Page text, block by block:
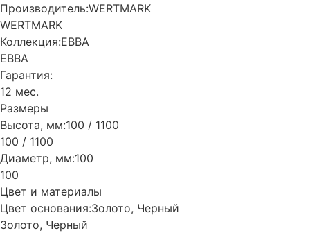
Производитель:WERTMARK
WERTMARK
Коллекция:EBBA
EBBA
Гарантия:
12 мес.
Размеры
Высота, мм:100 / 1100
100 / 1100
Диаметр, мм:100
100
Цвет и материалы
Цвет основания:Золото, Черный
Золото, Черный